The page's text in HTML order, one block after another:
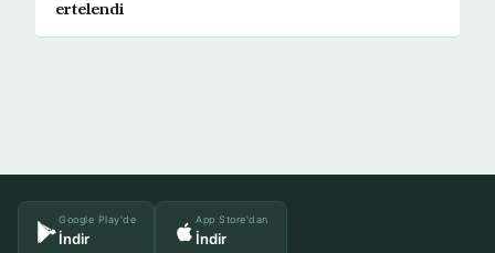
ertelendi
Google Play'de
İndir
App Store'dan
İndir